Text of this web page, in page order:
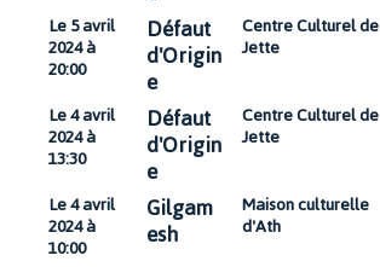
Le 5 avril
2024 à
20:00
Défaut
d'Origin
e
Centre Culturel de
Jette
Le 4 avril
2024 à
13:30
Défaut
d'Origin
e
Centre Culturel de
Jette
Le 4 avril
2024 à
10:00
Gilgam
esh
Maison culturelle
d'Ath